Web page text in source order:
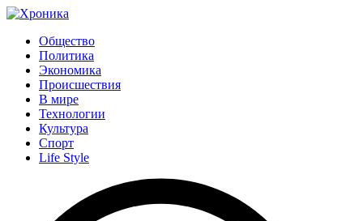
Общество
Политика
Экономика
Происшествия
В мире
Технологии
Культура
Спорт
Life Style